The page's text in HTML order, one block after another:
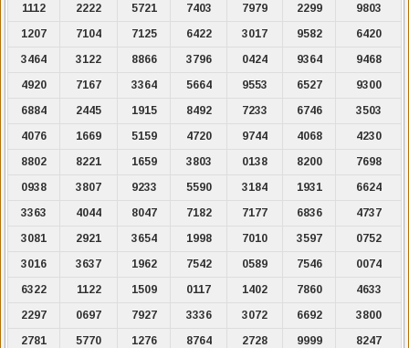
1112
2222 5721 7403 7979 2299
9803
1207
7104 7125 6422 3017 9582
6420
3464
3122 8866 3796 0424 9364
9468
4920
7167 3364 5664 9553 6527
9300
6884
2445 1915 8492 7233 6746
3503
4076
1669 5159 4720 9744 4068
4230
8802
8221 1659 3803 0138 8200
7698
0938
3807 9233 5590 3184 1931
6624
3363
4044 8047 7182 7177 6836
4737
3081
2921 3654 1998 7010 3597
0752
3016
3637 1962 7542 0589 7546
0074
6322
1122 1509 0117 1402 7860
4633
2297
0697 7927 3336 3072 6692
3800
2781
5770 1276 8764 2728 9999
8247